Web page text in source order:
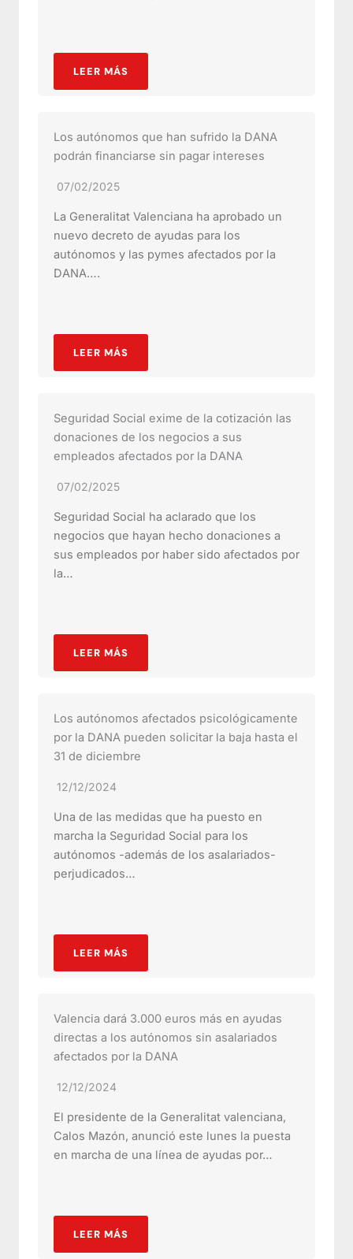
LEER MÁS
Los autónomos que han sufrido la DANA
podrán financiarse sin pagar intereses
07/02/2025
La Generalitat Valenciana ha aprobado un
nuevo decreto de ayudas para los
autónomos y las pymes afectados por la
DANA….
LEER MÁS
Seguridad Social exime de la cotización las
donaciones de los negocios a sus
empleados afectados por la DANA
07/02/2025
Seguridad Social ha aclarado que los
negocios que hayan hecho donaciones a
sus empleados por haber sido afectados por
la…
LEER MÁS
Los autónomos afectados psicológicamente
por la DANA pueden solicitar la baja hasta el
31 de diciembre
12/12/2024
Una de las medidas que ha puesto en
marcha la Seguridad Social para los
autónomos -además de los asalariados-
perjudicados…
LEER MÁS
Valencia dará 3.000 euros más en ayudas
directas a los autónomos sin asalariados
afectados por la DANA
12/12/2024
El presidente de la Generalitat valenciana,
Calos Mazón, anunció este lunes la puesta
en marcha de una línea de ayudas por…
LEER MÁS